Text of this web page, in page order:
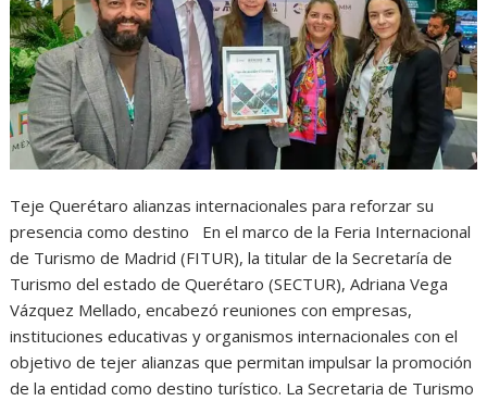
Teje Querétaro alianzas internacionales para reforzar su
presencia como destino En el marco de la Feria Internacional
de Turismo de Madrid (FITUR), la titular de la Secretaría de
Turismo del estado de Querétaro (SECTUR), Adriana Vega
Vázquez Mellado, encabezó reuniones con empresas,
instituciones educativas y organismos internacionales con el
objetivo de tejer alianzas que permitan impulsar la promoción
de la entidad como destino turístico. La Secretaria de Turismo